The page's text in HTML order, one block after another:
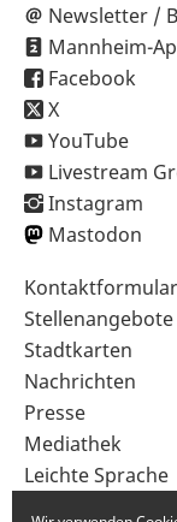
Newsletter /
Mannheim-
Facebook
X
YouTube
Livestream
Instagram
Mastodon
im
Fußbereich
Kontaktformular
Stellenangebote
Stadtkarten
Nachrichten
Presse
Mediathek
Leichte Sprache